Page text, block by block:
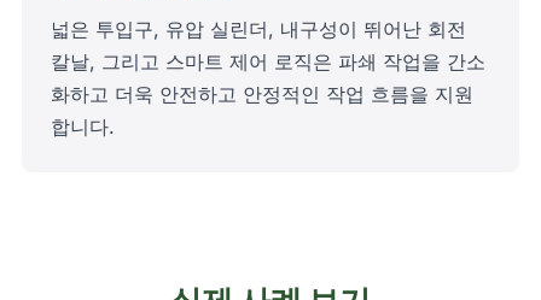
넓은 투입구, 유압 실린더, 내구성이 뛰어난 회전
칼날, 그리고 스마트 제어 로직은 파쇄 작업을 간소
화하고 더욱 안전하고 안정적인 작업 흐름을 지원
합니다.